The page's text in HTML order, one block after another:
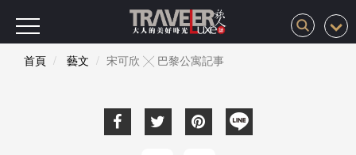
首頁 藝文 宋可欣 ╳ 巴黎公寓記事